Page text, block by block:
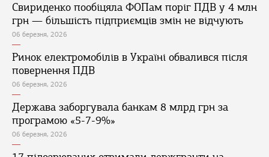
Свириденко пообіцяла ФОПам поріг ПДВ у 4 млн
грн — більшість підприємців змін не відчують
06 березня, 2026
Ринок електромобілів в Україні обвалився після
повернення ПДВ
06 березня, 2026
Держава заборгувала банкам 8 млрд грн за
програмою «5-7-9%»
06 березня, 2026